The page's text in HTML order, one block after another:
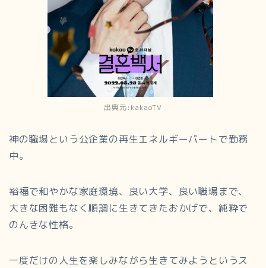
出典元:kakaoTV
神の職場という公企業の再生エネルギーパートで勤務
中。
裕福で和やかな家庭環境、良い大学、良い職場まで、
大きな困難もなく順調に生きてきたおかげで、純粋で
のんきな性格。
一度だけの人生を楽しみながら生きてみようというス